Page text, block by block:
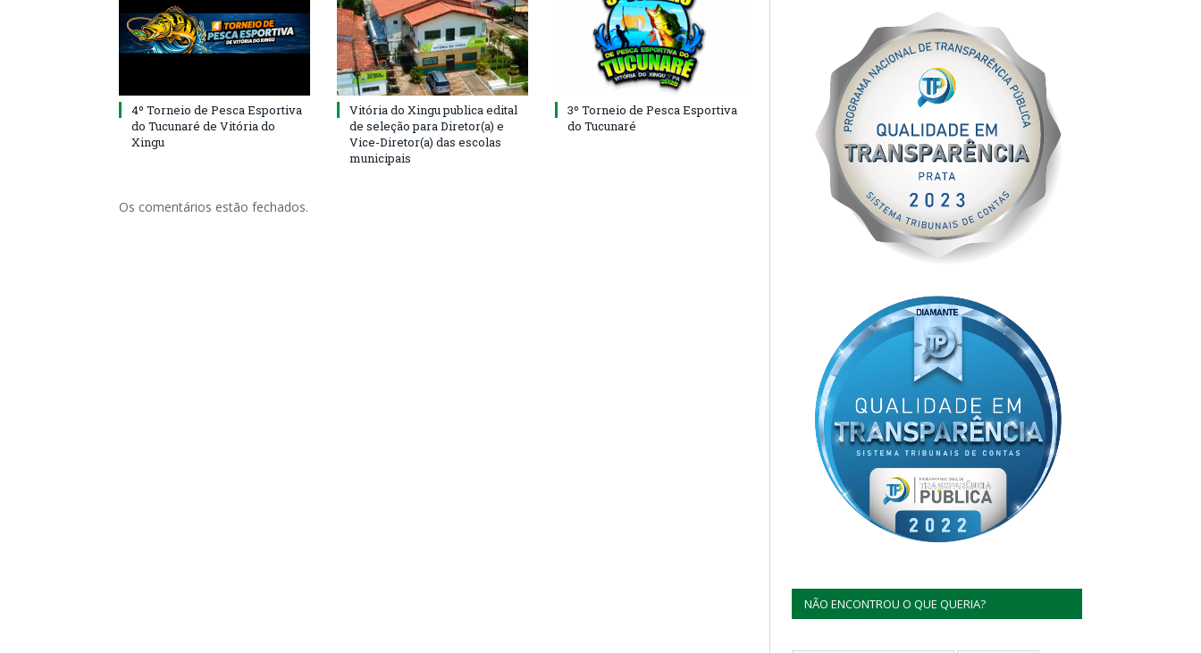
4º Torneio de Pesca Esportiva
do Tucunaré de Vitória do
Xingu
Vitória do Xingu publica edital
de seleção para Diretor(a) e
Vice-Diretor(a) das escolas
municipais
3º Torneio de Pesca Esportiva
do Tucunaré
Os comentários estão fechados.
NÃO ENCONTROU O QUE QUERIA?